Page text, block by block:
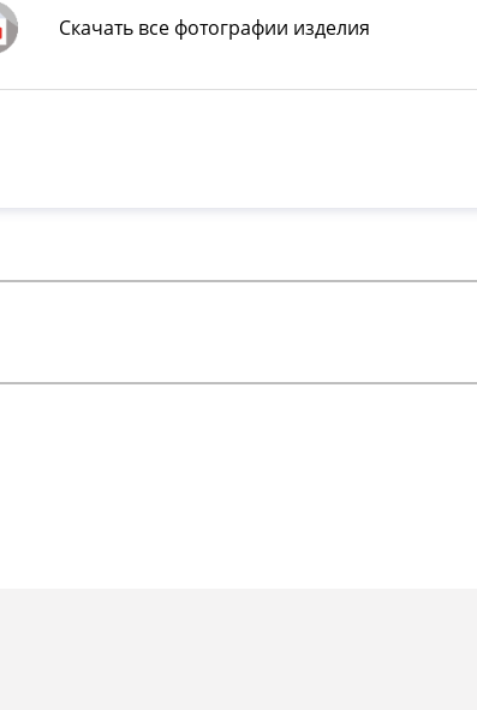
Скачать все фотографии изделия